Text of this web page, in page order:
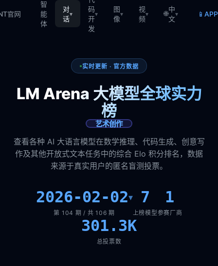
官网
智
能
体
对
话
▾
码
开
发
▾
图
像
▾
视
频
▾ 🌐
中
文
▾ 📱
实时更新 · 官方数据
LM Arena 大模型全球实力
榜
艺术创作
查看各种 AI 大语言模型在数学推理、代码生成、创意写
作及其他开放式文本任务中的综合 Elo 积分排名，数据
来源于真实用户的匿名盲测投票。
2026-02-02▾
第 104 期 / 共 106 期
7
上榜模型
1
参赛厂商
301.3K
总投票数